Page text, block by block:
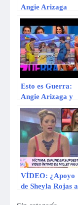
Angie Arizaga
chotea a Milett
Figueroa
Esto es Guerra:
Angie Arizaga y
Millete Figueroa
no conocen a
Nelson Mandela
VÍDEO: ¿Apoyo
de Sheyla Rojas a